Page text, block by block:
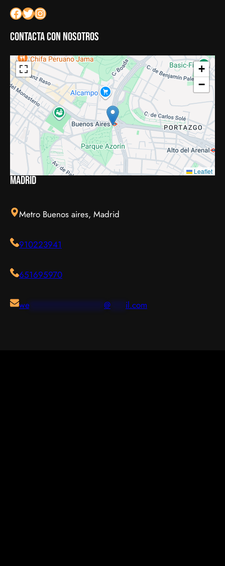
Facebook Twitter Instagram
Contacta con nosotros
+
−
Leaflet
Madrid
Metro Buenos aires, Madrid
910223941
651695970
we*************** @ il.com